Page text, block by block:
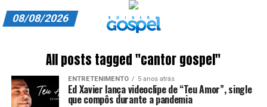
ASSINE
08/08/2026
All posts tagged "cantor gospel"
ENTRETENIMENTO 5 anos atrás
Ed Xavier lança videoclipe de “Teu Amor”, single
que compôs durante a pandemia